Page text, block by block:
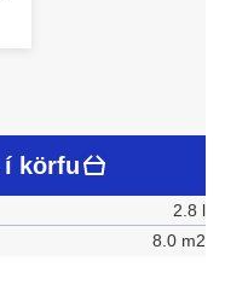
í körfu
2.8 l
8.0 m2